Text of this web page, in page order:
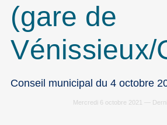
(gare de
Vénissieux/
Conseil municipal du 4 octobre
Mercredi 6 octobre 2021 —